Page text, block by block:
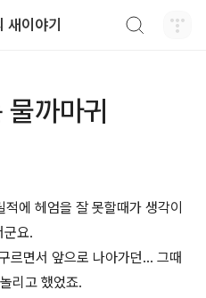
새이야기
까마귀
에 헤엄을 잘 못할때가 생각이
군요.
르면서 앞으로 나아가던... 그때
리고 했었죠.